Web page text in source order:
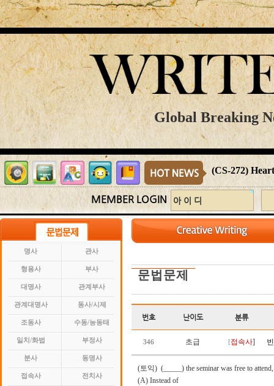
Global Breaking
(CS-272)
MEMBER LOGIN
명사 관사
형용사 부사
대명사 관계부사
관계대명사 동사/시제
조동사 수동/능동태
일치/화법 부정사
분사 동명사
접속사 전치사
문법문제
번호 난이도 분류
346 초급 [접속사]
(토익) (_____) the seminar was free to
(A) Instead of